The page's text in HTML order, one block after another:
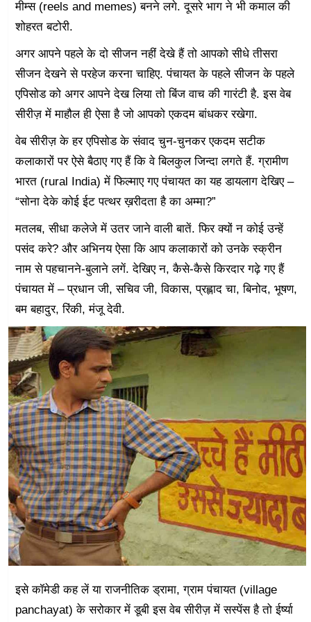
मीम्स (reels and memes) बनने लगे. दूसरे भाग ने भी कमाल की
शोहरत बटोरी.
अगर आपने पहले के दो सीजन नहीं देखे हैं तो आपको सीधे तीसरा
सीजन देखने से परहेज करना चाहिए. पंचायत के पहले सीजन के पहले
एपिसोड को अगर आपने देख लिया तो बिंज वाच की गारंटी है. इस वेब
सीरीज़ में माहौल ही ऐसा है जो आपको एकदम बांधकर रखेगा.
वेब सीरीज़ के हर एपिसोड के संवाद चुन-चुनकर एकदम सटीक
कलाकारों पर ऐसे बैठाए गए हैं कि वे बिलकुल जिन्दा लगते हैं. ग्रामीण
भारत (rural India) में फिल्माए गए पंचायत का यह डायलाग देखिए –
“सोना देके कोई ईट पत्थर ख़रीदता है का अम्मा?”
मतलब, सीधा कलेजे में उतर जाने वाली बातें. फिर क्यों न कोई उन्हें
पसंद करे? और अभिनय ऐसा कि आप कलाकारों को उनके स्क्रीन
नाम से पहचानने-बुलाने लगें. देखिए न, कैसे-कैसे किरदार गढ़े गए हैं
पंचायत में – प्रधान जी, सचिव जी, विकास, प्रह्लाद चा, बिनोद, भूषण,
बम बहादुर, रिंकी, मंजू देवी.
इसे कॉमेडी कह लें या राजनीतिक ड्रामा, ग्राम पंचायत (village
panchayat) के सरोकार में डूबी इस वेब सीरीज़ में सस्पेंस है तो ईर्ष्या